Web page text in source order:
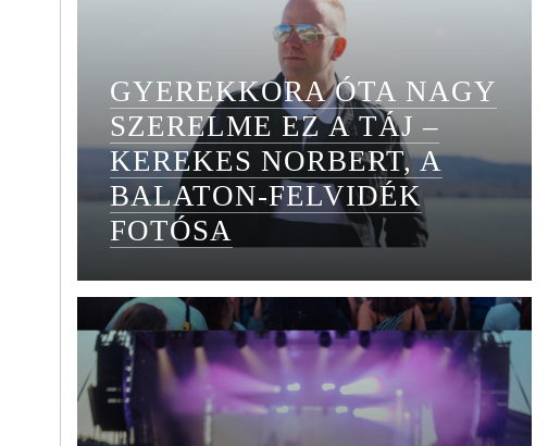
GYEREKKORA ÓTA NAGY
SZERELME EZ A TÁJ –
KEREKES NORBERT, A
BALATON-FELVIDÉK
FOTÓSA